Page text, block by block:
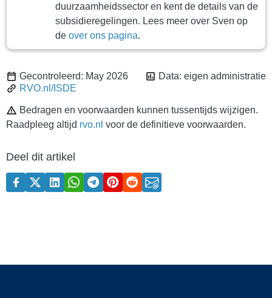
duurzaamheidssector en kent de details van de
subsidieregelingen. Lees meer over Sven op
de over ons pagina.
Gecontroleerd: May 2026
Data: eigen administratie
RVO.nl/ISDE
Bedragen en voorwaarden kunnen tussentijds wijzigen.
Raadpleeg altijd rvo.nl voor de definitieve voorwaarden.
Deel dit artikel